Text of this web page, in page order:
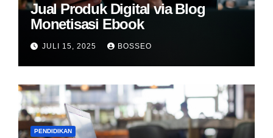
Jual Produk Digital via Blog
Monetisasi Ebook
JULI 15, 2025 BOSSEO
PENDIDIKAN